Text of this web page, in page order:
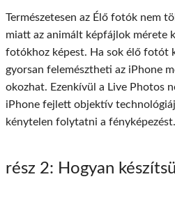
Természetesen az Élő fotók nem
miatt az animált képfájlok mérete
fotókhoz képest. Ha sok élő fotót
gyorsan felemésztheti az iPhone
okozhat. Ezenkívül a Live Photos
iPhone fejlett objektív
kénytelen folytatni a fényképezést.
rész 2: Hogyan